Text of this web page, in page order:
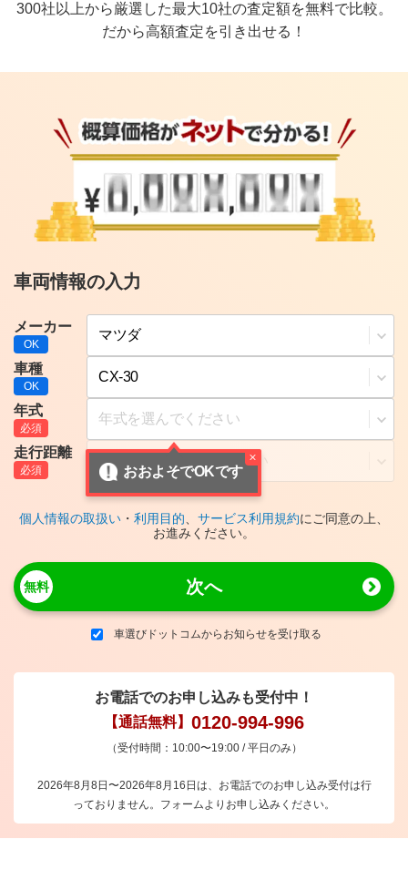
300社以上から厳選した最大10社の査定額を無料で比較。
だから高額査定を引き出せる！
車両情報の入力
メーカー
車種
年式
おおよそでOKです
走行距離
個人情報の取扱い ・ 利用目的 サービス利用規約にご同意の上、
お進みください。
次へ
車選びドットコムからお知らせを受け取る
お電話でのお申し込みも受付中！
【通話無料】 0120-994-996
（受付時間：10:00〜19:00 / 平日のみ）
2026年8月8日〜2026年8月16日は、お電話でのお申し込み受付は行
っておりません。フォームよりお申し込みください。